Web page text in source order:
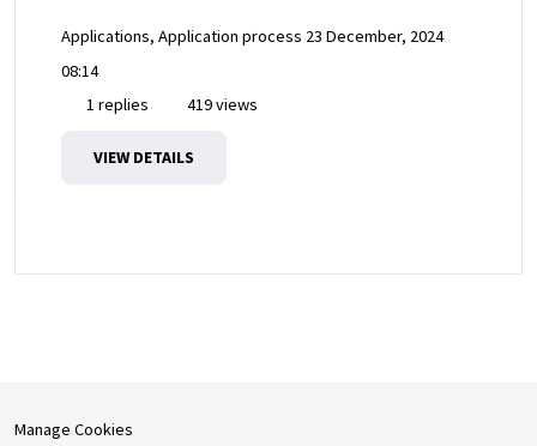
Applications, Application process 23 December, 2024
08:14
1 replies
419 views
VIEW DETAILS
Manage Cookies